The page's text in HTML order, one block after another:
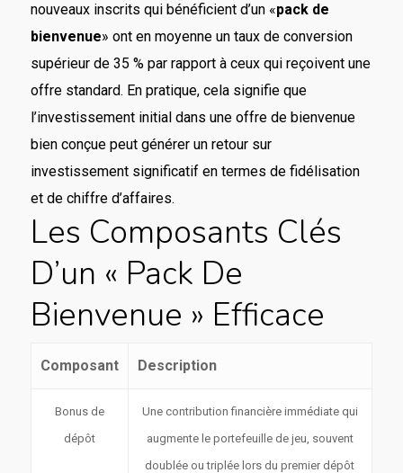
nouveaux inscrits qui bénéficient d’un «pack de
bienvenue» ont en moyenne un taux de conversion
supérieur de 35 % par rapport à ceux qui reçoivent une
offre standard. En pratique, cela signifie que
l’investissement initial dans une offre de bienvenue
bien conçue peut générer un retour sur
investissement significatif en termes de fidélisation
et de chiffre d’affaires.
Les Composants Clés
D’un « Pack De
Bienvenue » Efficace
Composant Description
Bonus de
dépôt
Une contribution financière immédiate qui
augmente le portefeuille de jeu, souvent
doublée ou triplée lors du premier dépôt